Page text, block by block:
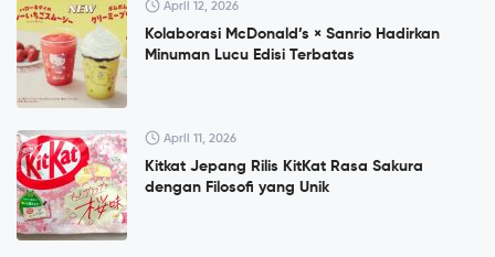
April 12, 2026
Kolaborasi McDonald’s × Sanrio Hadirkan
Minuman Lucu Edisi Terbatas
April 11, 2026
Kitkat Jepang Rilis KitKat Rasa Sakura
dengan Filosofi yang Unik